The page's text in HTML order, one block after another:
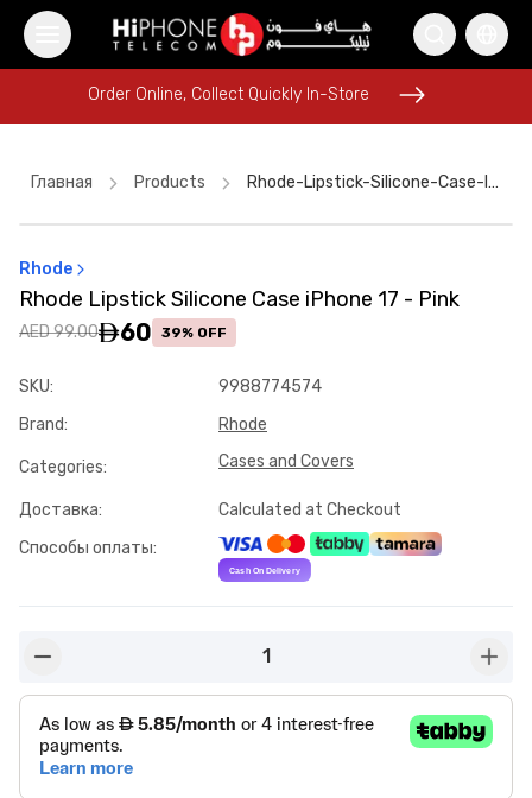
Rhode Lipstick
Wireless Charger Pitaka Case
Order Online, Collect Quickly In-Store
Apple Watch
iPhone 16 Pro Max Car Holder
Order Online, Collect Quickly In-Store
Главная Products Rhode-Lipstick-Silicone-Case-Iphone-17-Pink-Ce8f4c8f
Rhode
Rhode Lipstick Silicone Case iPhone 17 - Pink
AED 99.00 60 39% OFF
SKU:
9988774574
Brand: Rhode
Categories: Cases and Covers
Доставка:
Calculated at Checkout
Способы оплаты:
1